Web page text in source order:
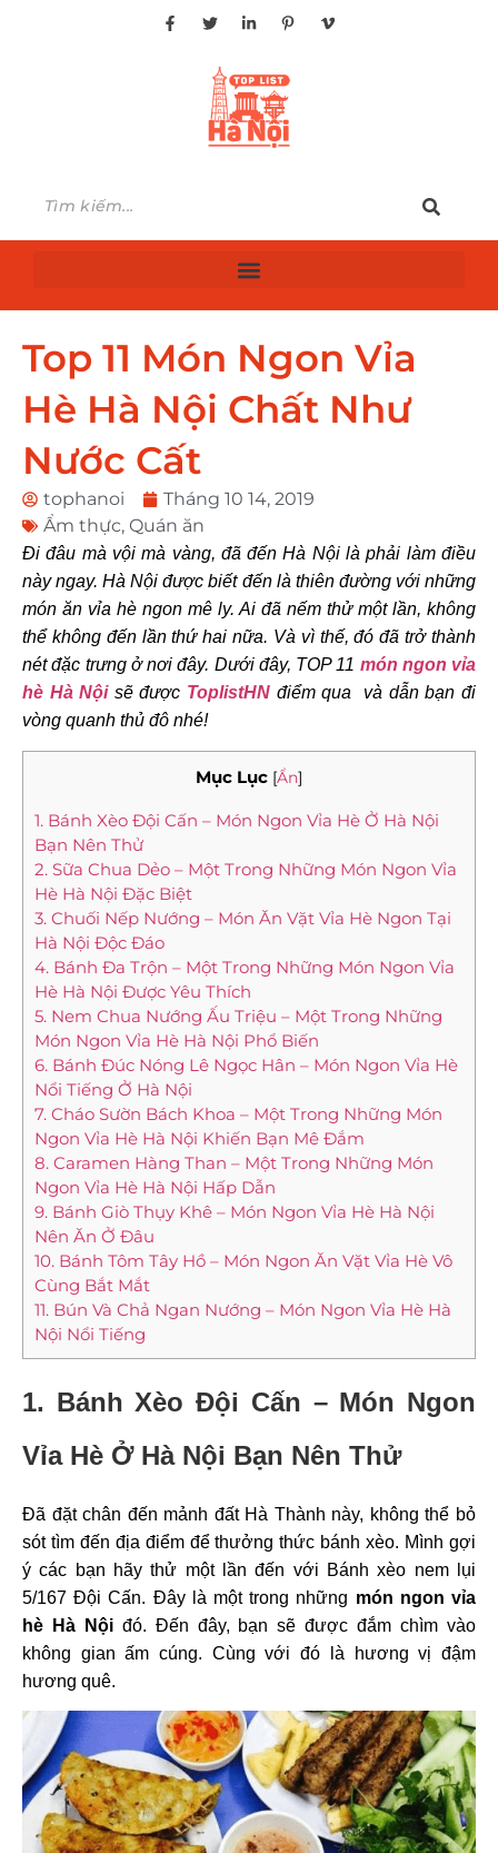
Top 11 Món Ngon Vỉa
Hè Hà Nội Chất Như
Nước Cất
tophanoi
Tháng 10 14, 2019
Ẩm thực, Quán ăn
Đi đâu mà vội mà vàng, đã đến Hà Nội là phải làm điều
này ngay. Hà Nội được biết đến là thiên đường với những
món ăn vỉa hè ngon mê ly. Ai đã nếm thử một lần, không
thể không đến lần thứ hai nữa. Và vì thế, đó đã trở thành
nét đặc trưng ở nơi đây. Dưới đây, TOP 11 món ngon vỉa
hè Hà Nộisẽ được ToplistHNđiểm qua và dẫnbạn đi
vòng quanh thủ đô nhé!
Mục Lục [Ẩn]
1. Bánh Xèo Đội Cấn – Món Ngon Vỉa Hè Ở Hà Nội
Bạn Nên Thử
2. Sữa Chua Dẻo – Một Trong Những Món Ngon Vỉa
Hè Hà Nội Đặc Biệt
3. Chuối Nếp Nướng – Món Ăn Vặt Vỉa Hè Ngon Tại
Hà Nội Độc Đáo
4. Bánh Đa Trộn – Một Trong Những Món Ngon Vỉa
Hè Hà Nội Được Yêu Thích
5. Nem Chua Nướng Ấu Triệu – Một Trong Những
Món Ngon Vỉa Hè Hà Nội Phổ Biến
6. Bánh Đúc Nóng Lê Ngọc Hân – Món Ngon Vỉa Hè
Nổi Tiếng Ở Hà Nội
7. Cháo Sườn Bách Khoa – Một Trong Những Món
Ngon Vỉa Hè Hà Nội Khiến Bạn Mê Đắm
8. Caramen Hàng Than – Một Trong Những Món
Ngon Vỉa Hè Hà Nội Hấp Dẫn
9. Bánh Giò Thụy Khê – Món Ngon Vỉa Hè Hà Nội
Nên Ăn Ở Đâu
10. Bánh Tôm Tây Hồ – Món Ngon Ăn Vặt Vỉa Hè Vô
Cùng Bắt Mắt
11. Bún Và Chả Ngan Nướng – Món Ngon Vỉa Hè Hà
Nội Nổi Tiếng
1. Bánh Xèo Đội Cấn – Món Ngon
Vỉa Hè Ở Hà Nội Bạn Nên Thử
Đã đặt chân đến mảnh đất Hà Thành này, không thể bỏ
sót tìm đến địa điểm để thưởng thức bánh xèo. Mình gợi
ý các bạn hãy thử một lần đến với Bánh xèo nem lụi
5/167 Đội Cấn. Đây là một trong những món ngon vỉa
hè Hà Nộiđó. Đến đây, bạn sẽ được đắm chìm vào
không gian ấm cúng. Cùng với đó là hương vị đậm
hương quê.